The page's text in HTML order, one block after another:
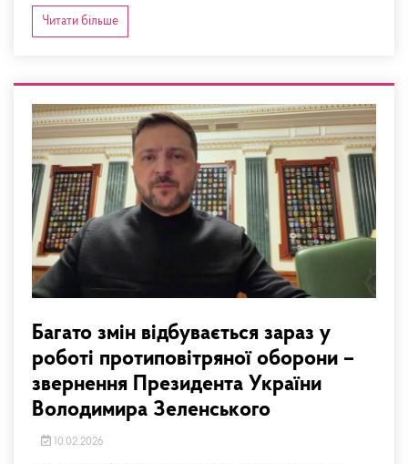
Читати більше
Багато змін відбувається зараз у
роботі протиповітряної оборони –
звернення Президента України
Володимира Зеленського
10.02.2026